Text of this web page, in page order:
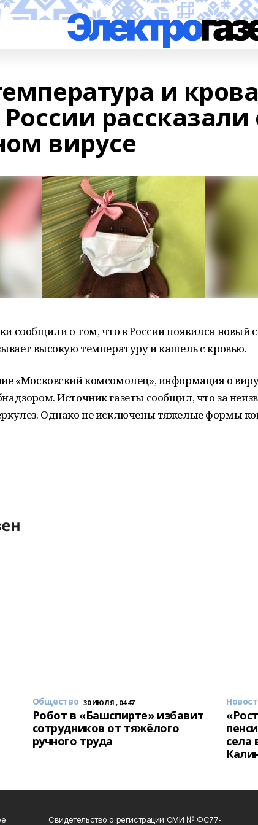
и
рассказали
вирусе
сообщили о том, что в России появился новый
высокую температуру и кашель с кровью.
«Московский комсомолец», информация о
Источник газеты сообщил, что за
Однако не исключены тяжелые формы
Общество 30 ИЮЛЯ , 04:47
Робот в «Башспирте» избавит
сотрудников от тяжёлого
ручного труда
села
Свидетельство о регистрации СМИ № ФС77-